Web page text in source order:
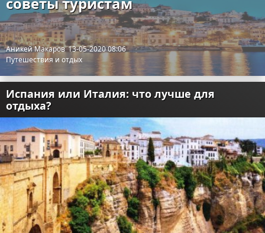
Аникей Макаров 13-05-2020 08:06
Путешествия и отдых
Испания или Италия: что лучше для
отдыха?